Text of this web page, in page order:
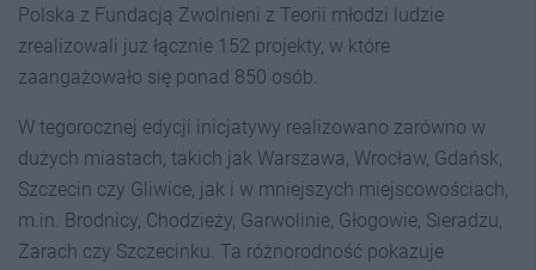
Polska z Fundacją Zwolnieni z Teorii młodzi ludzie
zrealizowali już łącznie 152 projekty, w które
zaangażowało się ponad 850 osób.
W tegorocznej edycji inicjatywy realizowano zarówno w
dużych miastach, takich jak Warszawa, Wrocław, Gdańsk,
Szczecin czy Gliwice, jak i w mniejszych miejscowościach,
m.in. Brodnicy, Chodzieży, Garwolinie, Głogowie, Sieradzu,
Żarach czy Szczecinku. Ta różnorodność pokazuje